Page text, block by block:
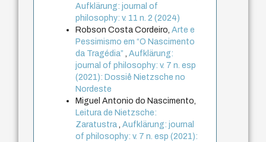
Aufklärung: journal of
philosophy: v. 11 n. 2 (2024)
Robson Costa Cordeiro,Arte e
Pessimismo em “O Nascimento
da Tragédia”,Aufklärung:
journal of philosophy: v. 7 n. esp
(2021): Dossiê Nietzsche no
Nordeste
Miguel Antonio do Nascimento,
Leitura de Nietzsche:
Zaratustra,Aufklärung: journal
of philosophy: v. 7 n. esp (2021):